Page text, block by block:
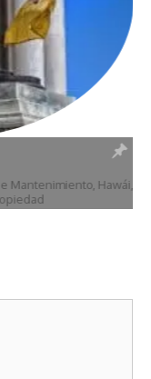
Mantenimiento, Hawái,